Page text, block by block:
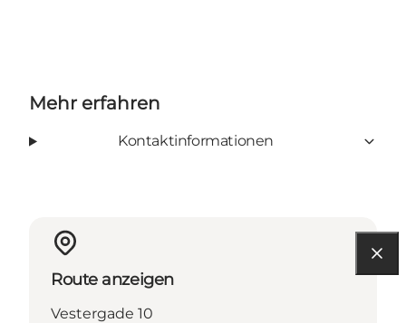
Mehr erfahren
Kontaktinformationen
Route anzeigen
Vestergade 10